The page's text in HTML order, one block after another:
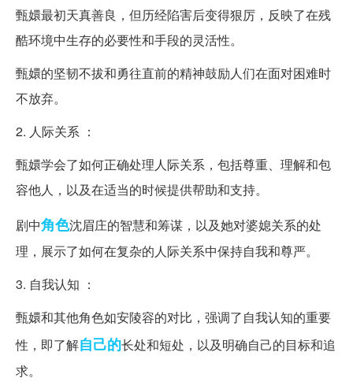
甄嬛最初天真善良，但历经陷害后变得狠厉，反映了在残
酷环境中生存的必要性和手段的灵活性。
甄嬛的坚韧不拔和勇往直前的精神鼓励人们在面对困难时
不放弃。
2. 人际关系 ：
甄嬛学会了如何正确处理人际关系，包括尊重、理解和包
容他人，以及在适当的时候提供帮助和支持。
剧中角色沈眉庄的智慧和筹谋，以及她对婆媳关系的处
理，展示了如何在复杂的人际关系中保持自我和尊严。
3. 自我认知 ：
甄嬛和其他角色如安陵容的对比，强调了自我认知的重要
性，即了解自己的长处和短处，以及明确自己的目标和追
求。